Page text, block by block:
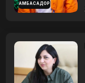
АМБАСАДОР